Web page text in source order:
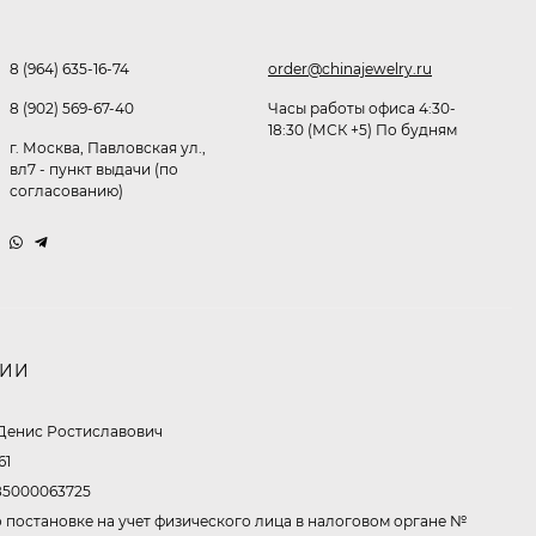
Очки P96397
369,10₽
₽
8 (964) 635-16-74
8 (902) 569-67-40
г. Москва, Павловская ул.,
вл7 - пункт выдачи (по
согласованию)
order@chinajewelry.ru
Часы работы офиса 4:30-
18:30 (МСК +5) По будням
Ростиславович
на учет физического лица в налоговом органе №